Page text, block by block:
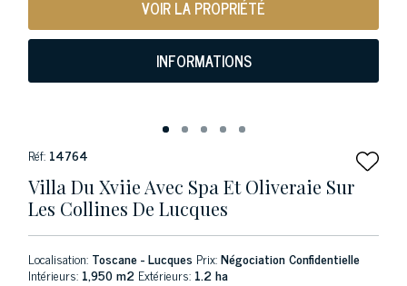
VOIR LA PROPRIÉTÉ
INFORMATIONS
Réf: 14764
Villa Du Xviie Avec Spa Et Oliveraie Sur
Les Collines De Lucques
Localisation: Toscane - Lucques Prix:Négociation Confidentielle
Intérieurs: 1,950 m2 Extérieurs: 1.2 ha